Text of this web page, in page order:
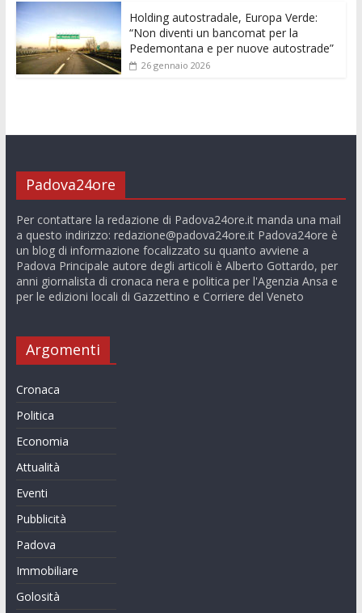
Holding autostradale, Europa Verde:
“Non diventi un bancomat per la
Pedemontana e per nuove autostrade”
26 gennaio 2026
Padova24ore
Per contattare la redazione di Padova24ore.it manda una mail
a questo indirizzo: redazione@padova24ore.itPadova24ore è
un blog di informazione focalizzato su quanto avviene a
Padova Principale autore degli articoli è Alberto Gottardo, per
anni giornalista di cronaca nera e politica per l'Agenzia Ansa e
per le edizioni locali di Gazzettino e Corriere del Veneto
Argomenti
Cronaca
Politica
Economia
Attualità
Eventi
Pubblicità
Padova
Immobiliare
Golosità